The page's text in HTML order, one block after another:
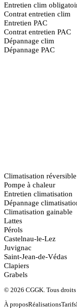
Entretien clim
Contrat entretien clim
Entretien PAC
Contrat entretien PAC
Dépannage clim
Dépannage PAC
Climatisation réversible
Pompe à chaleur
Entretien climatisation
Dépannage
Climatisation gainable
Lattes
Pérols
Castelnau-le-Lez
Juvignac
Saint-Jean-de-Védas
Clapiers
Grabels
© 2026 CGGK. Tous droits
À proposRéalisationsTarifs